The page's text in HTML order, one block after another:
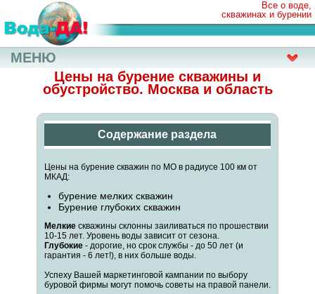
Все о воде,
скважинах и бурении
Цены на бурение скважины и
обустройство. Москва и область
Содержание раздела
Цены на бурение скважин по МО в радиусе 100 км от
МКАД:
бурение мелких скважин
Бурение глубоких скважин
Мелкиескважины склонны заиливаться по прошествии
10-15 лет. Уровень воды зависит от сезона.
Глубокие- дорогие, но срок службы - до 50 лет (и
гарантия - 6 лет!), в них больше воды.
Успеху Вашей маркетинговой кампании по выбору
буровой фирмы могут помочь советы на правой панели.
МЕНЮ